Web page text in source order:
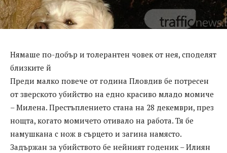
Нямаше по-добър и толерантен човек от нея, споделят
близките й
Преди малко повече от година Пловдив бе потресен
от зверското убийство на едно красиво младо момиче
– Милена. Престъплението стана на 28 декември, през
нощта, когато момичето отивало на работа. Тя бе
намушкана с нож в сърцето и загина намясто.
Задържан за убийството бе нейният годеник – Илиян